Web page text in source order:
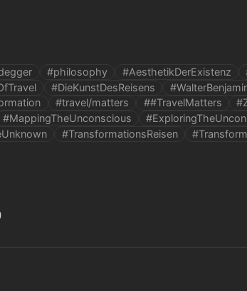
#philosophy #AesthetikDerExistenz
#DieKunstDesReisens
#travel/matters ##TravelMatters
#MappingTheUnconscious
#TransformationsReisen